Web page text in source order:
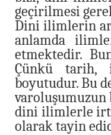
geçirilmesi
Dini ilimlerin
anlamda
etmektedir.
Çünkü tarih,
boyutudur. Bu
varoluşumuzun
dini ilimlerle
olarak tayin